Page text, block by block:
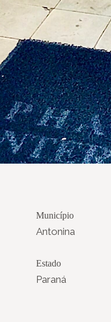
Município
Antonina
Estado
Paraná